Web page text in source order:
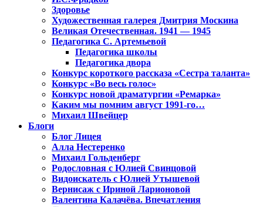
Здоровье
Художественная галерея Дмитрия Москина
Великая Отечественная. 1941 — 1945
Педагогика С. Артемьевой
Педагогика школы
Педагогика двора
Конкурс короткого рассказа «Сестра таланта»
Конкурс «Во весь голос»
Конкурс новой драматургии «Ремарка»
Каким мы помним август 1991-го…
Михаил Швейцер
Блоги
Блог Лицея
Алла Нестеренко
Михаил Гольденберг
Родословная с Юлией Свинцовой
Видоискатель с Юлией Утышевой
Вернисаж с Ириной Ларионовой
Валентина Калачёва. Впечатления